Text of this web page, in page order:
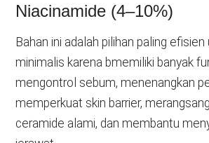
Niacinamide (4–10%)
Bahan ini adalah pilihan paling
minimalis karena bmemiliki banyak
mengontrol sebum, menenangkan
memperkuat skin barrier,
ceramide alami, dan membantu